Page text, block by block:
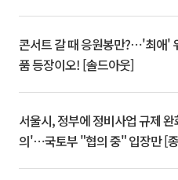
콘서트 갈 때 응원봉만?⋯'최애'
품 등장이오! [솔드아웃]
서울시, 정부에 정비사업 규제 완
의'⋯국토부 "협의 중" 입장만 [